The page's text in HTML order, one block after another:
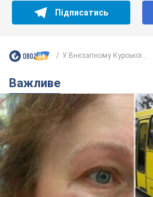
У Львові жінка
розмовляючи російською
поліція склала
На місце події прибули патрульні
оперативна група
9,1 т.